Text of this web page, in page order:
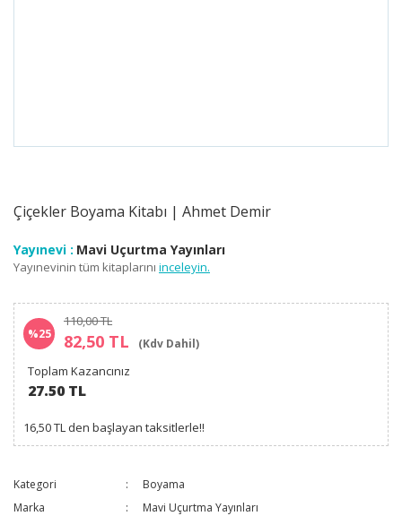
Çiçekler Boyama Kitabı | Ahmet Demir
Yayınevi : Mavi Uçurtma Yayınları
Yayınevinin tüm kitaplarını inceleyin.
%25
110,00 TL
82,50 TL (Kdv Dahil)
Toplam Kazancınız
27.50 TL
16,50 TL den başlayan taksitlerle!!
Kategori
Boyama
Marka
Mavi Uçurtma Yayınları